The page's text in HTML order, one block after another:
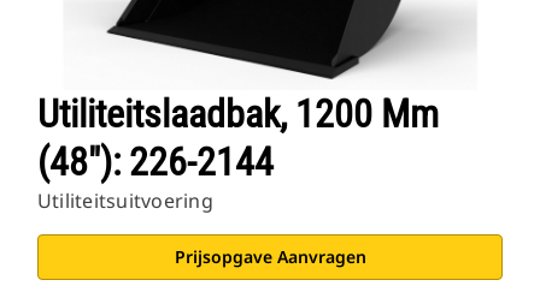
Utiliteitslaadbak, 1200 Mm
(48"): 226-2144
Utiliteitsuitvoering
Prijsopgave Aanvragen